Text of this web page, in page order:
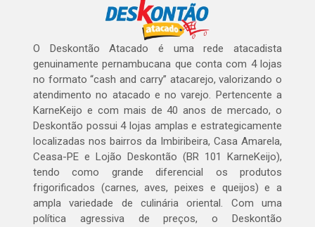
O Deskontão Atacado é uma rede atacadista
genuinamente pernambucana que conta com 4 lojas
no formato “cash and carry” atacarejo, valorizando o
atendimento no atacado e no varejo. Pertencente a
KarneKeijo e com mais de 40 anos de mercado, o
Deskontão possui 4 lojas amplas e estrategicamente
localizadas nos bairros da Imbiribeira, Casa Amarela,
Ceasa-PE e Lojão Deskontão (BR 101 KarneKeijo),
tendo como grande diferencial os produtos
frigorificados (carnes, aves, peixes e queijos) e a
ampla variedade de culinária oriental. Com uma
política agressiva de preços, o Deskontão